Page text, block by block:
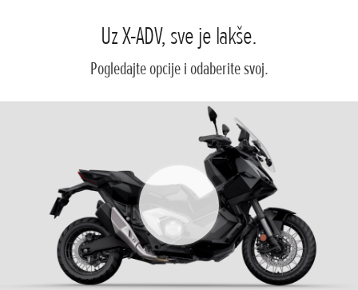
Uz X-ADV, sve je lakše.
Pogledajte opcije i odaberite svoj.